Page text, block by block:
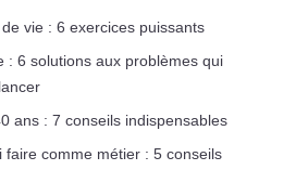
vie : 6 exercices puissants
: 6 solutions aux problèmes qui
ans : 7 conseils indispensables
faire comme métier : 5 conseils